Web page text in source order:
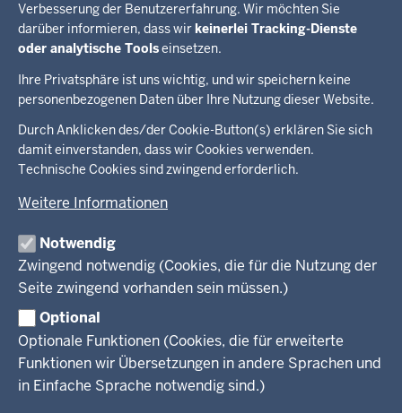
Verbesserung der Benutzererfahrung. Wir möchten Sie
darüber informieren, dass wirkeinerlei Tracking-Dienste
oder analytische Toolseinsetzen.
Ihre Privatsphäre ist uns wichtig, und wir speichern keine
personenbezogenen Daten über Ihre Nutzung dieser Website.
Durch Anklicken des/der Cookie-Button(s) erklären Sie sich
damit einverstanden, dass wir Cookies verwenden.
Technische Cookies sind zwingend erforderlich.
Weitere Informationen
Notwendig
Zwingend notwendig (Cookies, die für die Nutzung der
Seite zwingend vorhanden sein müssen.)
Optional
Optionale Funktionen (Cookies, die für erweiterte
Funktionen wir Übersetzungen in andere Sprachen und
in Einfache Sprache notwendig sind.)
Shutterstock/insta_photos
Kompetenzzentren Frau und Beruf
Inhalte
Im Überblick
Inhalt
in
der
Fußzeile
Menü
Ministerium
Kinder
Jugend
Familie
LSBTIQ*
Gleichstellung
Presse
Pressemitteilungen
Pressekontakt
Fotos
RSS-Feeds
Broschürenservice
Bibliothek
Newsletter
#WTFuture